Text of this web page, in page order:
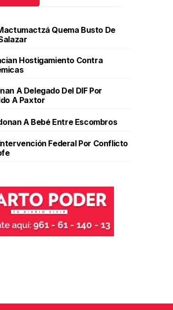
Chiapas.12 años de sueños en
Quema Busto De
Hostigamiento Contra
A Delegado Del DIF Por
A Paxtor
A Bebé Entre Escombros
Federal Por Conflicto